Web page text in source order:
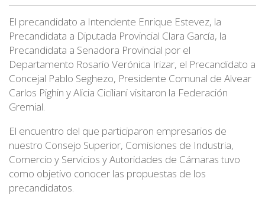
El precandidato a Intendente Enrique Estevez, la
Precandidata a Diputada Provincial Clara García, la
Precandidata a Senadora Provincial por el
Departamento Rosario Verónica Irizar, el Precandidato a
Concejal Pablo Seghezo, Presidente Comunal de Alvear
Carlos Pighin y Alicia Ciciliani visitaron la Federación
Gremial.
El encuentro del que participaron empresarios de
nuestro Consejo Superior, Comisiones de Industria,
Comercio y Servicios y Autoridades de Cámaras tuvo
como objetivo conocer las propuestas de los
precandidatos.